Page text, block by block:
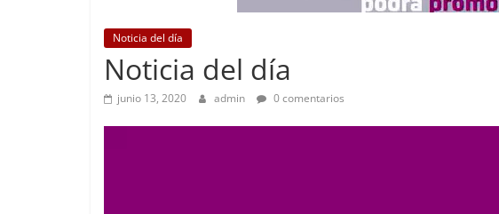
Noticia del día
Noticia del día
junio 13, 2020 admin 0 comentarios